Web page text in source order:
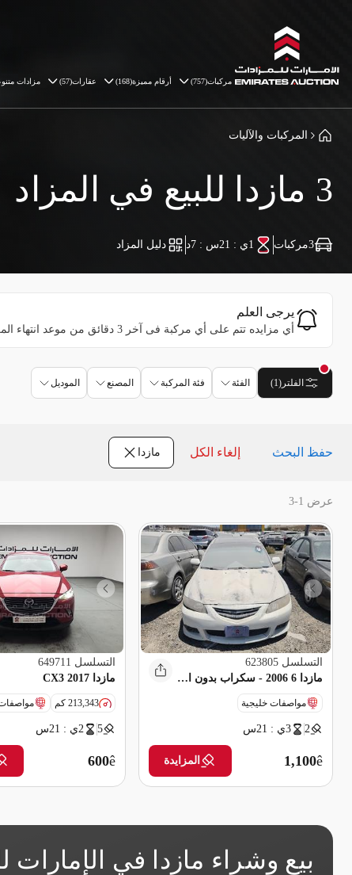
مركبات(
757
) أرقام مميزة(
168
) عقارات(
57
) مزادات
المركبات والآليات
3 مازدا للبيع في المزاد
3مركبات 1ي : 21س : 7د دليل المزاد
يرجى العلم
أي مزايده تتم على أي مركبة فى آخر 3 دقائق من موعد انتهاء المزاد عليها، سوف يؤدي إلى زيادة وقت المزاد على المركبة بمعدل 3 دقائق إضافية في كل مرة.
الفلتر (
1
) الفئة فئة المركبة المصنع الموديل
مازدا إلغاء الكل حفظ البحث
عرض 1-3
التسلسل 623805
مازدا 6 2006 - سكراب بدون اوراق
مواصفات خليجية
2 3ي : 21س
ê
1,100 المزايدة
التسلسل 649711
مازدا CX3 2017
213,343 كم
5 2ي : 21س
ê
600
بيع وشراء مازدا في الإمارات